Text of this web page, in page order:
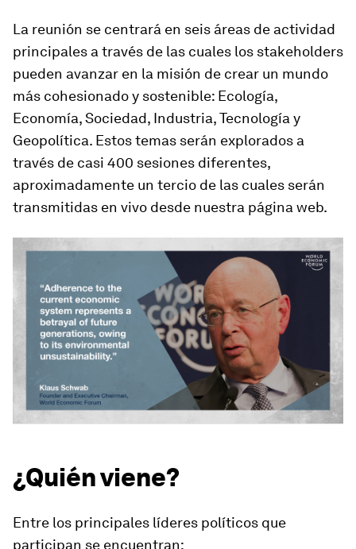
La reunión se centrará en seis áreas de actividad
principales a través de las cuales los stakeholders
pueden avanzar en la misión de crear un mundo
más cohesionado y sostenible: Ecología,
Economía, Sociedad, Industria, Tecnología y
Geopolítica. Estos temas serán explorados a
través de casi 400 sesiones diferentes,
aproximadamente un tercio de las cuales serán
transmitidas en vivo desde nuestra página web.
¿Quién viene?
Entre los principales líderes políticos que
participan se encuentran: